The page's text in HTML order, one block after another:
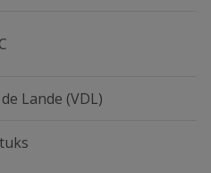
Lande (VDL)